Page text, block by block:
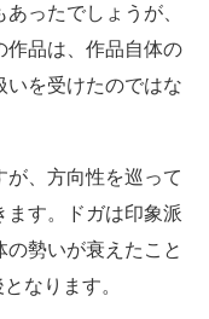
ったでしょうが、
作品は、作品自体の
いを受けたのではな
が、方向性を巡って
ます。ドガは印象派
勢いが衰えたこと
なります。